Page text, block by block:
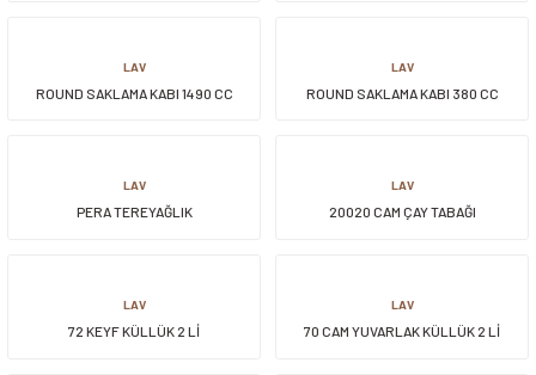
LAV
ROUND SAKLAMA KABI 1490 CC
LAV
ROUND SAKLAMA KABI 380 CC
LAV
PERA TEREYAĞLIK
LAV
20020 CAM ÇAY TABAĞI
LAV
72 KEYF KÜLLÜK 2 Lİ
LAV
70 CAM YUVARLAK KÜLLÜK 2 Lİ